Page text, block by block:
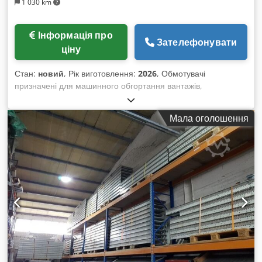
1 030 km
ціну
Зателефонувати
Стан: новий, Рік виготовлення: 2026, Обмотувачі
призначені для машинного обгортання вантажів,
розташованих на піддонах, стретч-плівкою. Особливо
рекомендуються у місцях, де вимагається висока
продуктивність та низькі трудові й фінансові витрати на
процес пакування, таких як дистрибуційні центри, гуртові
склади, виробничі підприємства, а також менші компанії.
Нова модель – оснащена сенсорною панеллю керування,
меню доступне польською, німецькою, англійською та
французькою мовами. Технічні характеристики: МАЧТА: –
Висота: 2,4 м СТІЛ – Діаметр столу: 1650 мм – Макс. розмір
піддона: 1200x1200 мм – Макс. вага піддона: 2000 кг – Тип
столу: плаский – Регульована швидкість обертання
платформи: 3-12 об/хв – Продуктивність: до 30 піддонів/год.
– Автоматичне повернення у вихідну позицію – Потужний
ланцюговий привід Csdpfstpvbmex Amuorf – Функція
Мала оголошення